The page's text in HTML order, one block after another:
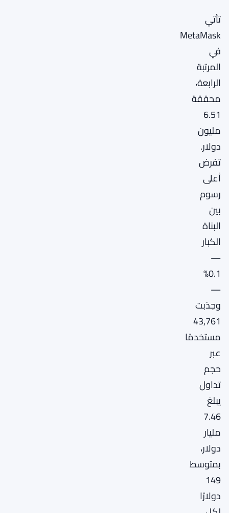
تأتي
MetaMask
في
المرتبة
الرابعة،
محققة
6.51
مليون
دولار.
تفرض
أعلى
رسوم
بين
البناة
الكبار
—
0.1%
—
وجذبت
43,761
مستخدمًا
عبر
حجم
تداول
يبلغ
7.46
مليار
دولار،
بمتوسط
149
دولارًا